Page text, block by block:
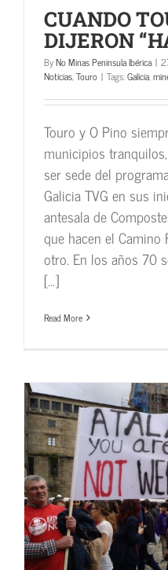
CUANDO
DIJERON
ByNo Minas Peninsula Ibérica |
Noticias,Touro | Tags:Galicia,
Touro y O Pino
municipios
ser sede del
Galicia TVG en sus
antesala de
que hacen el Camino
otro. En los años 70
[...]
Read More